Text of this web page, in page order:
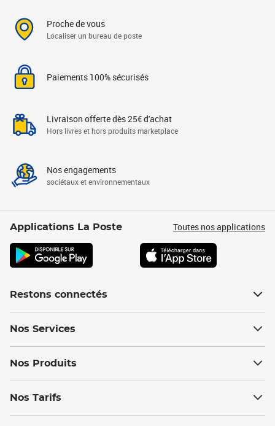
Proche de vous
Localiser un bureau de poste
Paiements 100% sécurisés
Livraison offerte dès 25€ d'achat
Hors livres et hors produits marketplace
Nos engagements
sociétaux et environnementaux
Applications La Poste Toutes nos applications
Restons connectés
Nos Services
Nos Produits
Nos Tarifs